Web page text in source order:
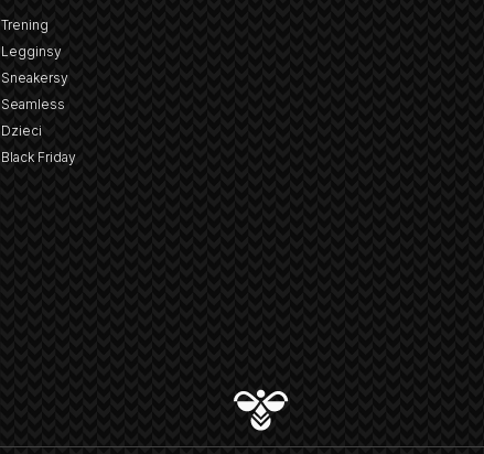
Trening
Legginsy
Sneakersy
Seamless
Dzieci
Black Friday